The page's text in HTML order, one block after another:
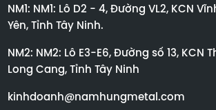
NM1: NM1: Lô D2 - 4, Đường VL2, KCN
Yên, Tỉnh Tây Ninh.
NM2: NM2: Lô E3-E6, Đường số 13, KCN
Long Cang, Tỉnh Tây Ninh
kinhdoanh@namhungmetal.com